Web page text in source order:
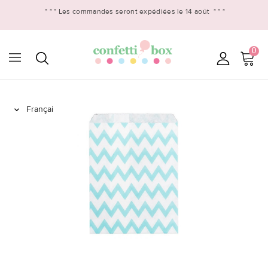
* * * Les commandes seront expédiées le 14 août * * *
0
